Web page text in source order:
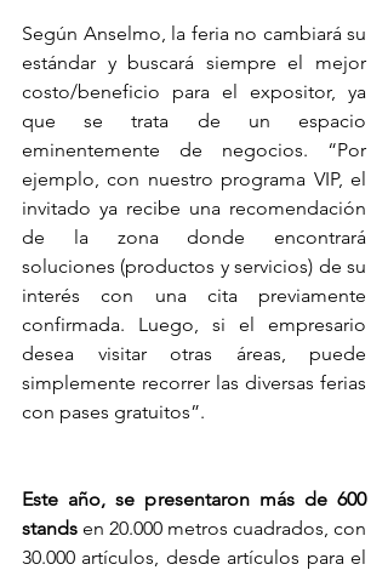
Según Anselmo, la feria no cambiará su
estándar y buscará siempre el mejor
costo/beneficio para el expositor, ya
que se trata de un espacio
eminentemente de negocios. “Por
ejemplo, con nuestro programa VIP, el
invitado ya recibe una recomendación
de la zona donde encontrará
soluciones (productos y servicios) de su
interés con una cita previamente
confirmada. Luego, si el empresario
desea visitar otras áreas, puede
simplemente recorrer las diversas ferias
con pases gratuitos”.
Este año, se presentaron más de 600
stands en 20.000 metros cuadrados, con
30.000 artículos, desde artículos para el